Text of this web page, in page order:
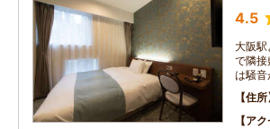
4.5
大阪
で隣接
は騒音
住所
アク